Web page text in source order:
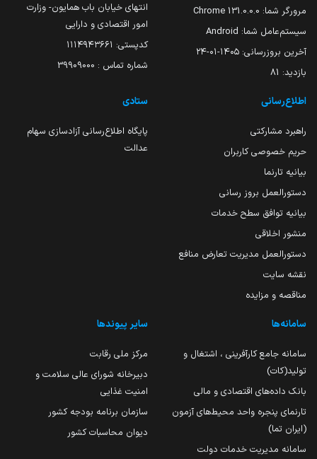
مرورگر شما: 131.0.0.0 Chrome
سیستم‌عامل شما: Android
آخرین بروزرسانی: ۱۴۰۵-۰۱-۲۴
بازدید: 81
انتهای خیابان باب همایون- وزارت
امور اقتصادی و دارایی
کدپستی: ۱۱۱۴۹۴۳۶۶۱
شماره تماس : 39909000
اطلاع‌رسانی
راهبرد مشارکتی
حریم خصوصی کاربران
بیانیه تارنما
دستورالعمل بروز رسانی
بیانیه توافق سطح خدمات
منشور اخلاقی
دستورالعمل مدیریت تعارض منافع
نقشه سایت
مناقصه و مزایده
ستادی
پایگاه اطلاع‌رسانی آزادسازی سهام
عدالت
سامانه‌ها
سامانه جامع کارآفرینی ، اشتغال و
تولید(کات)
بانک داده‌های اقتصادی و مالی
تارنمای پنجره واحد محیط‌های آزمون
(ایران تما)
سامانه مدیریت خدمات دولت
سایر پیوندها
مرکز ملی رقابت
دبیرخانه شورای عالی سلامت و
امنیت غذایی
سازمان برنامه بودجه کشور
دیوان محاسبات کشور